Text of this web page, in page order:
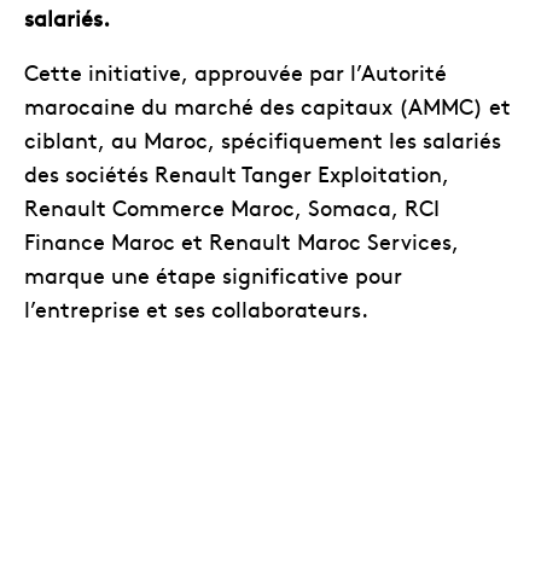
salariés.
Cette initiative, approuvée par l’Autorité
marocaine du marché des capitaux (AMMC) et
ciblant, au Maroc, spécifiquement les salariés
des sociétés Renault Tanger Exploitation,
Renault Commerce Maroc, Somaca, RCI
Finance Maroc et Renault Maroc Services,
marque une étape significative pour
l’entreprise et ses collaborateurs.